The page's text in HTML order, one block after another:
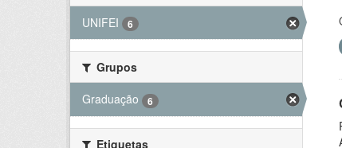
UNIFEI
6
Grupos
Graduação
6
Etiquetas